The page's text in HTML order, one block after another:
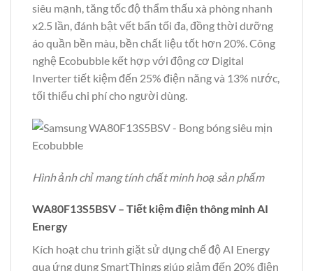
siêu mạnh, tăng tốc độ thẩm thấu xà phòng nhanh
x2.5 lần, đánh bật vết bẩn tối đa, đồng thời dưỡng
áo quần bền màu, bền chất liệu tốt hơn 20%. Công
nghệ Ecobubble kết hợp với động cơ Digital
Inverter tiết kiệm đến 25% điện năng và 13% nước,
tối thiểu chi phí cho người dùng.
Hình ảnh chỉ mang tính chất minh hoạ sản phẩm
WA80F13S5BSV – Tiết kiệm điện thông minh AI
Energy
Kích hoạt chu trình giặt sử dụng chế độ AI Energy
qua ứng dụng SmartThings giúp giảm đến 20% điện